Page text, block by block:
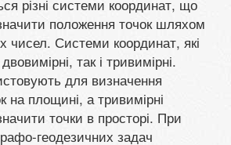
різні системи координат, що
положення точок шляхом
чисел. Системи координат, які
так і тривимірні.
для визначення
на площині, а тривимірні
точки в просторі. При
геодезичних задач